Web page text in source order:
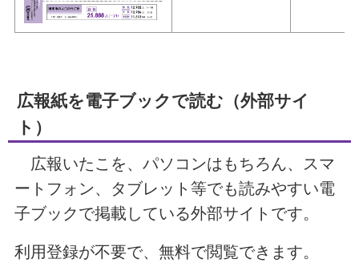
広報紙を電子ブックで読む（外部サイ
ト）
広報いたこを、パソコンはもちろん、スマ
ートフォン、タブレット等でも読みやすい電
子ブックで掲載している外部サイトです。
利用登録が不要で、無料で閲覧できます。